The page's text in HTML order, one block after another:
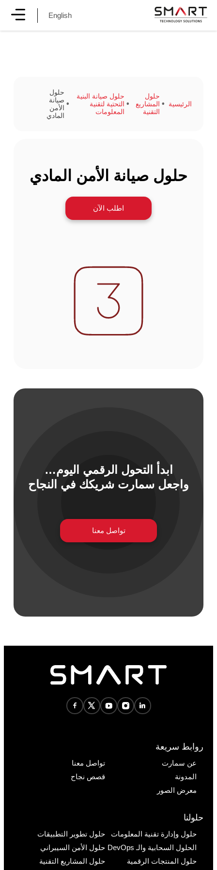
المعلومات
English
الرئيسية
حلول
المشاريع
التقنية
حلول صيانة البنية
التحتية لتقنية
المعلومات
حلول
صيانة
الأمن
المادي
حلول صيانة الأمن المادي
اطلب الآن
ابدأ التحول الرقمي اليوم…
واجعل سمارت شريكك في النجاح
تواصل معنا
روابط سريعة
عن سمارت
تواصل معنا
المدونة
قصص نجاح
معرض الصور
حلولنا
حلول وإدارة تقنية المعلومات
حلول تطوير التطبيقات
الحلول السحابية والـ DevOps
حلول الأمن السيبراني
حلول المنتجات الرقمية
حلول المشاريع التقنية